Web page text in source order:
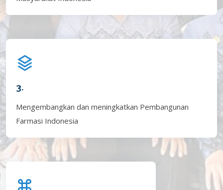
3.
Mengembangkan dan meningkatkan Pembangunan
Farmasi Indonesia